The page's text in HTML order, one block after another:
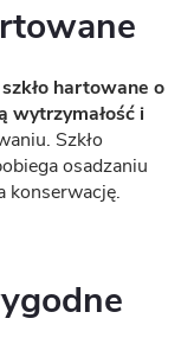
szkło hartowane o
wytrzymałość i
Szkło
osadzaniu
konserwację.